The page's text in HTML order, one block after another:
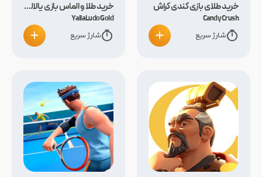
خرید طلای بازی کندی کراش
Candy Crush
شارژ سریع
خرید طلا و الماس بازی یالالودو
Yalla Ludo Gold
شارژ سریع